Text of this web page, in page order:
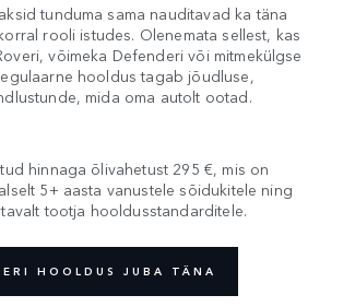
tunduma sama nauditavad ka täna
rooli istudes. Olenemata sellest, kas
võimeka Defenderi või mitmekülgse
hooldus tagab jõudluse,
mida oma autolt ootad.
hinnaga õlivahetust 295 €, mis on
5+ aasta vanustele sõidukitele ning
tootja hooldusstandarditele.
HOOLDUS JUBA TÄNA